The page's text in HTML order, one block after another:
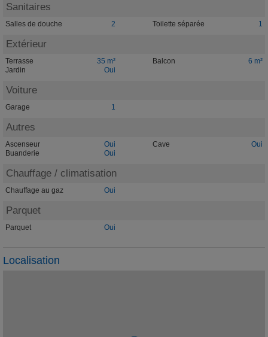
Sanitaires
Salles de douche 2 Toilette séparée 1
Extérieur
Terrasse 35 m² Balcon
6 m²
Jardin
Oui
Voiture
Garage 1
Autres
Ascenseur Oui Cave
Oui
Buanderie
Oui
Chauffage / climatisation
Chauffage au gaz Oui
Parquet
Parquet Oui
Localisation